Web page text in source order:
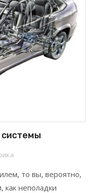
системы
то вы, вероятно,
как неполадки